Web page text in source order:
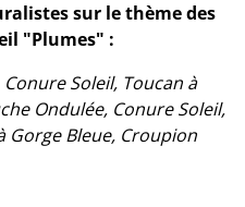
sur le thème des
"Plumes" :
Soleil, Toucan à
Ondulée, Conure Soleil,
Gorge Bleue, Croupion